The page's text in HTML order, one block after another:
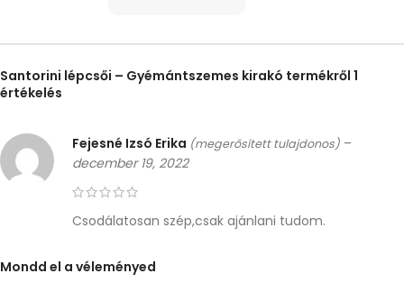
Santorini lépcsői – Gyémántszemes kirakó termékről 1
értékelés
Fejesné Izsó Erika (megerősített tulajdonos) –
december 19, 2022
Csodálatosan szép,csak ajánlani tudom.
Mondd el a véleményed